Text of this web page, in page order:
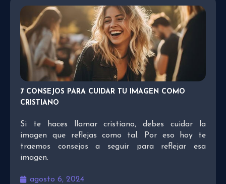
7 CONSEJOS PARA CUIDAR TU IMAGEN COMO
CRISTIANO
Si te haces llamar cristiano, debes cuidar la
imagen que reflejas como tal. Por eso hoy te
traemos consejos a seguir para reflejar esa
imagen.
agosto 6, 2024